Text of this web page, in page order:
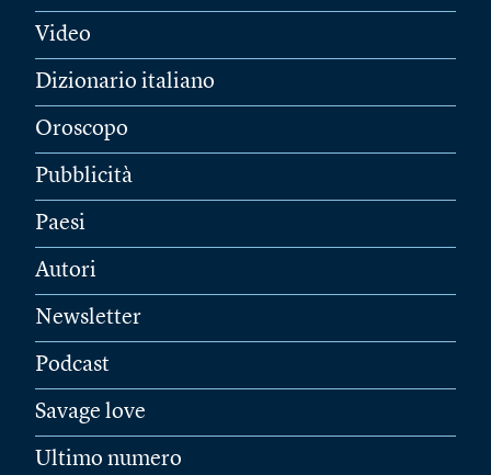
Video
Dizionario italiano
Oroscopo
Pubblicità
Paesi
Autori
Newsletter
Podcast
Savage love
Ultimo numero